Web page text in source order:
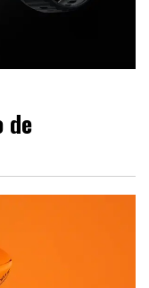
de